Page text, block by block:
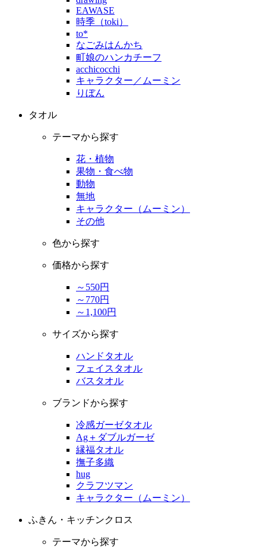
EAWASE
時季（toki）
to*
なごみはんかち
町娘のハンカチーフ
acchicocchi
キャラクター／ムーミン
りぼん
タオル
テーマから探す
花・植物
果物・食べ物
動物
無地
キャラクター（ムーミン）
その他
色から探す
価格から探す
～550円
～770円
～1,100円
サイズから探す
ハンドタオル
フェイスタオル
バスタオル
ブランドから探す
冷感ガーゼタオル
Ag＋ダブルガーゼ
縁福タオル
撫子多織
hug
クラフツマン
キャラクター（ムーミン）
ふきん・キッチンクロス
テーマから探す